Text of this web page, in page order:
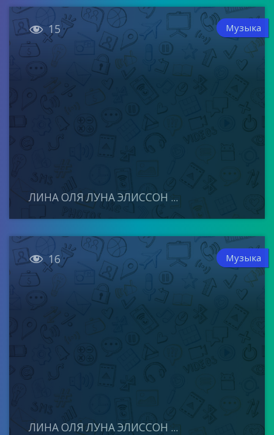
 15 Музыка
ЛИНА ОЛЯ ЛУНА ЭЛИССОН ...
 16 Музыка
ЛИНА ОЛЯ ЛУНА ЭЛИССОН ...